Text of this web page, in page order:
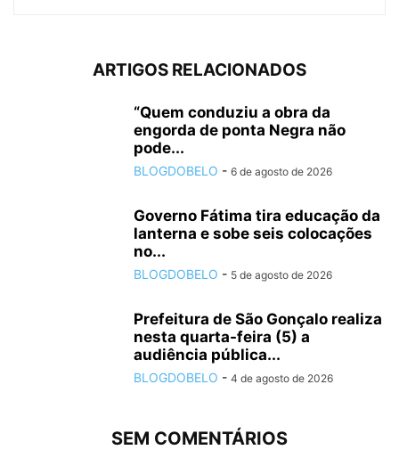
ARTIGOS RELACIONADOS
“Quem conduziu a obra da
engorda de ponta Negra não
pode...
BLOGDOBELO - 6 de agosto de 2026
Governo Fátima tira educação da
lanterna e sobe seis colocações
no...
BLOGDOBELO - 5 de agosto de 2026
Prefeitura de São Gonçalo realiza
nesta quarta-feira (5) a
audiência pública...
BLOGDOBELO - 4 de agosto de 2026
SEM COMENTÁRIOS